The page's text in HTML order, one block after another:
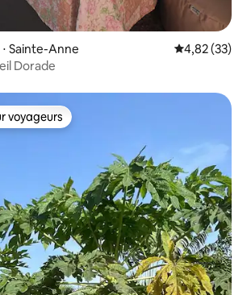
Sainte-Anne Évaluation
4,82 (33)
Dorade
les plus appréciés
voyageurs